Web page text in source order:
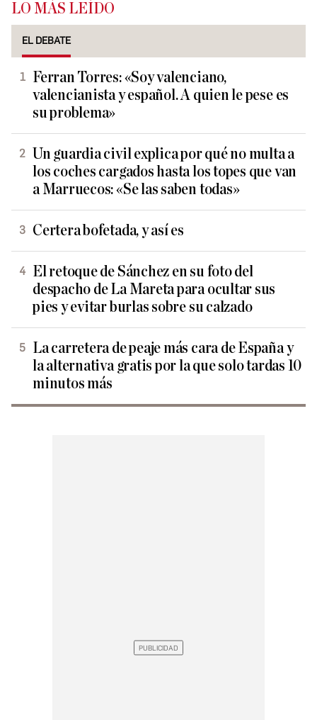
LO MÁS LEÍDO
EL DEBATE
Ferran Torres: «Soy valenciano,
valencianista y español. A quien le pese es
su problema»
Un guardia civil explica por qué no multa a
los coches cargados hasta los topes que van
a Marruecos: «Se las saben todas»
Certera bofetada, y así es
El retoque de Sánchez en su foto del
despacho de La Mareta para ocultar sus
pies y evitar burlas sobre su calzado
La carretera de peaje más cara de España y
la alternativa gratis por la que solo tardas 10
minutos más